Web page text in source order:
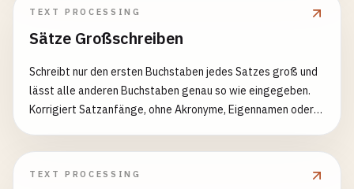
TEXT PROCESSING
Sätze Großschreiben
Schreibt nur den ersten Buchstaben jedes Satzes groß und
lässt alle anderen Buchstaben genau so wie eingegeben.
Korrigiert Satzanfänge, ohne Akronyme, Eigennamen oder
TEXT PROCESSING